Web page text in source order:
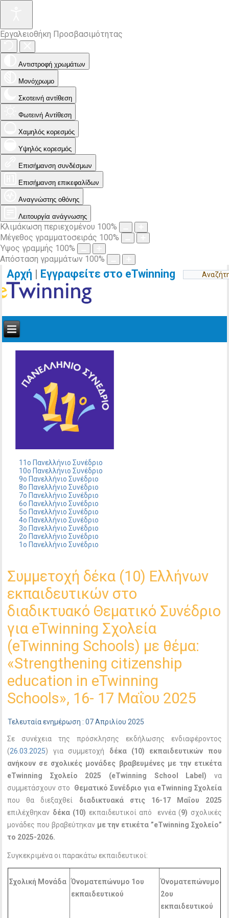
Εργαλειοθήκη Προσβασιμότητας
Αντιστροφή χρωμάτων
Μονόχρωμο
Σκοτεινή αντίθεση
Φωτεινή Αντίθεση
Χαμηλός κορεσμός
Υψηλός κορεσμός
Επισήμανση συνδέσμων
Επισήμανση επικεφαλίδων
Αναγνώστης οθόνης
Λειτουργία ανάγνωσης
Κλιμάκωση περιεχομένου 100%
Μέγεθος γραμματοσειράς 100%
Ύψος γραμμής 100%
Απόσταση γραμμάτων 100%
Αρχή | Εγγραφείτε στο eTwinning
11ο Πανελλήνιο Συνέδριο
10ο Πανελλήνιο Συνέδριο
9ο Πανελλήνιο Συνέδριο
8ο Πανελλήνιο Συνέδριο
7ο Πανελλήνιο Συνέδριο
6ο Πανελλήνιο Συνέδριο
5ο Πανελλήνιο Συνέδριο
4ο Πανελλήνιο Συνέδριο
3ο Πανελλήνιο Συνέδριο
2ο Πανελλήνιο Συνέδριο
1ο Πανελλήνιο Συνέδριο
Συμμετοχή δέκα (10) Ελλήνων
εκπαιδευτικών στο
διαδικτυακό Θεματικό Συνέδριο
για eTwinning Σχολεία
(eTwinning Schools) με θέμα:
«Strengthening citizenship
education in eTwinning
Schools», 16- 17 Μαΐου 2025
Τελευταία ενημέρωση : 07 Απριλίου 2025
Σε συνέχεια της πρόσκλησης εκδήλωσης ενδιαφέροντος
(26.03.2025) για συμμετοχή δέκα (10) εκπαιδευτικών που
ανήκουν σε σχολικές μονάδες βραβευμένες με την ετικέτα
eTwinning Σχολείο 2025 (eTwinning
School Label) να
συμμετάσχουν στο Θεματικό Συνέδριο για eTwinning Σχολεία
που θα διεξαχθεί διαδικτυακά στις 16-17 Μαΐου 2025
επιλέχθηκαν δέκα (10) εκπαιδευτικοί από εννέα (9) σχολικές
μονάδες που βραβεύτηκαν με την ετικέτα ”eTwinning Σχολείο”
το 2025-2026.
Συγκεκριμένα οι παρακάτω εκπαιδευτικοί:
Σχολική Μονάδα Όνοματεπώνυμο 1 ου
εκπαιδευτικού
Όνοματεπώνυμο
2ου
εκπαιδευτικού